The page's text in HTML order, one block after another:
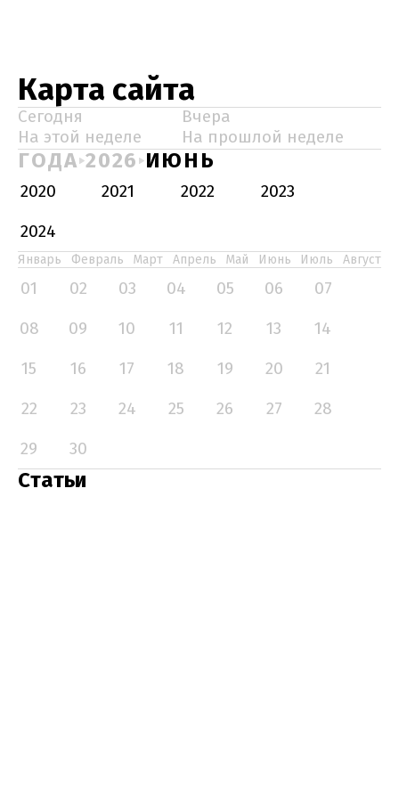
Карта сайта
Сегодня
Вчера
На этой неделе
На прошлой неделе
ГОДА 2026 ИЮНЬ
2020 2021 2022
2023
2024
Январь Февраль Март Апрель Май Июнь Июль Август
01 02 03 04 05 06
07
08
09 10 11 12 13
14
15
16 17 18 19 20
21
22
23 24 25 26 27
28
29
30
Статьи